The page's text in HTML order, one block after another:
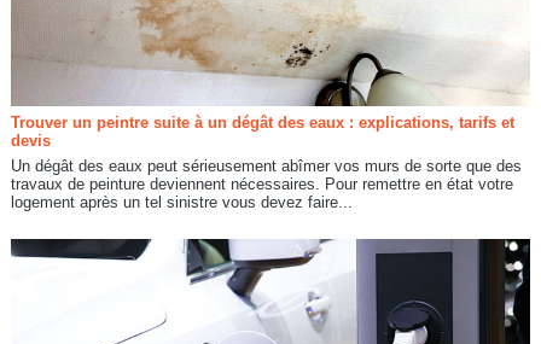
Trouver un peintre suite à un dégât des eaux : explications, tarifs et
devis
Un dégât des eaux peut sérieusement abîmer vos murs de sorte que des
travaux de peinture deviennent nécessaires. Pour remettre en état votre
logement après un tel sinistre vous devez faire...